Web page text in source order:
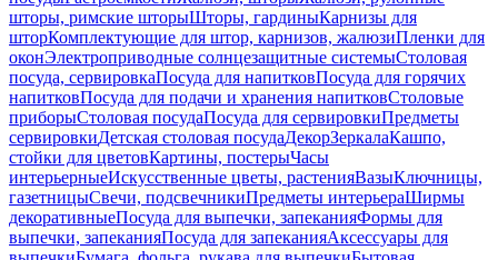
шторы, римские шторыШторы, гардиныКарнизы для
шторКомплектующие для штор, карнизов, жалюзиПленки для
оконЭлектроприводные солнцезащитные системыСтоловая
посуда, сервировкаПосуда для напитковПосуда для горячих
напитковПосуда для подачи и хранения напитковСтоловые
приборыСтоловая посудаПосуда для сервировкиПредметы
сервировкиДетская столовая посудаДекорЗеркалаКашпо,
стойки для цветовКартины, постерыЧасы
интерьерныеИскусственные цветы, растенияВазыКлючницы,
газетницыСвечи, подсвечникиПредметы интерьераШирмы
декоративныеПосуда для выпечки, запеканияФормы для
выпечки, запеканияПосуда для запеканияАксессуары для